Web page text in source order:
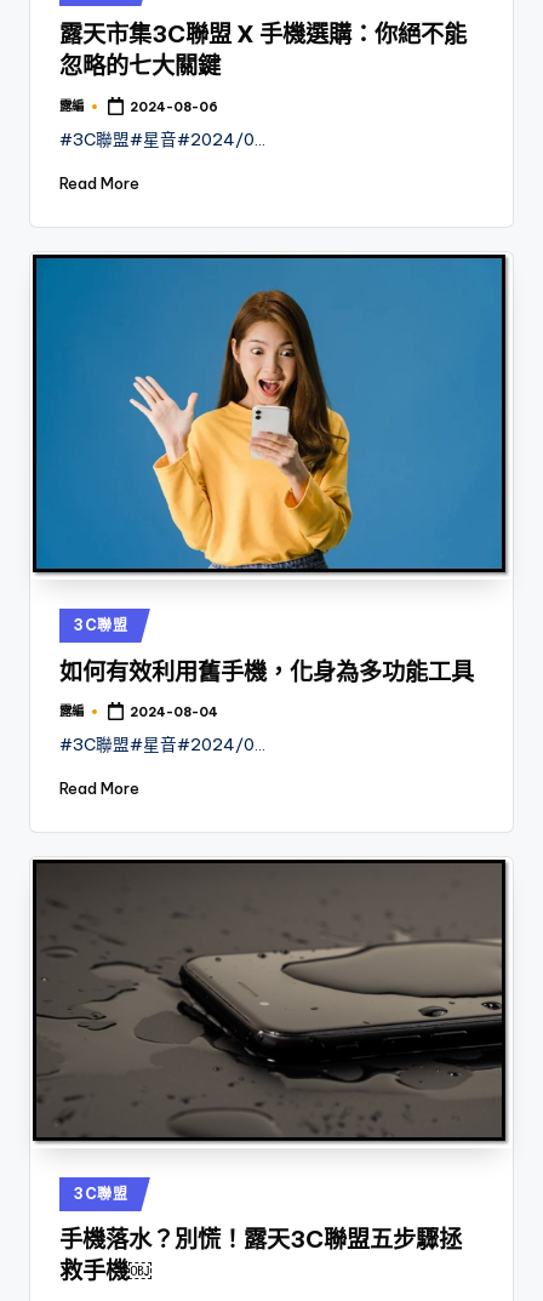
in
露天市集3C聯盟 X 手機選購：你絕不能
忽略的七大關鍵
Posted
露編 2024-08-06
#3C聯盟#星音#2024/0…
Read More
Posted
in
3C聯盟
如何有效利用舊手機，化身為多功能工具
Posted
露編 2024-08-04
#3C聯盟#星音#2024/0…
Read More
Posted
in
3C聯盟
手機落水？別慌！露天3C聯盟五步驟拯
救手機￼